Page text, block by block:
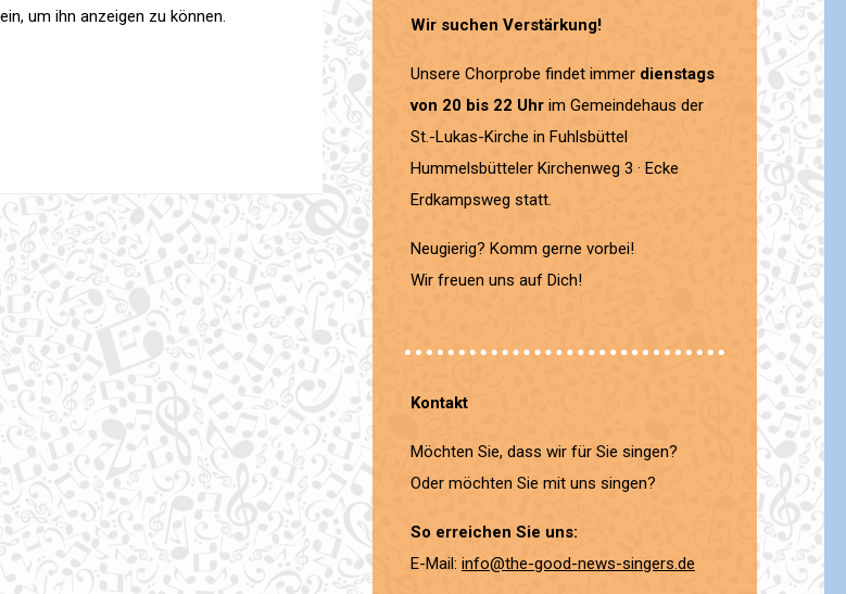
um ihn anzeigen zu können. Wir suchen Verstärkung!
Unsere Chorprobe findet immer dienstags
von 20 bis 22 Uhr im Gemeindehaus der
St.-Lukas-Kirche in Fuhlsbüttel
Hummelsbütteler Kirchenweg 3 · Ecke
Erdkampsweg statt.
Neugierig? Komm gerne vorbei!
Wir freuen uns auf Dich!
Kontakt
Möchten Sie, dass wir für Sie singen?
Oder möchten Sie mit uns singen?
So erreichen Sie uns:
E-Mail: info@the-good-news-singers.de